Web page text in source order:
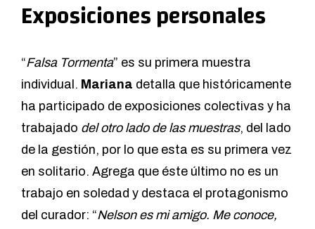
Exposiciones personales
“Falsa Tormenta” es su primera muestra
individual. Mariana detalla que históricamente
ha participado de exposiciones colectivas y ha
trabajado del otro lado de las muestras, del lado
de la gestión, por lo que esta es su primera vez
en solitario. Agrega que éste último no es un
trabajo en soledad y destaca el protagonismo
del curador: “Nelson es mi amigo. Me conoce,